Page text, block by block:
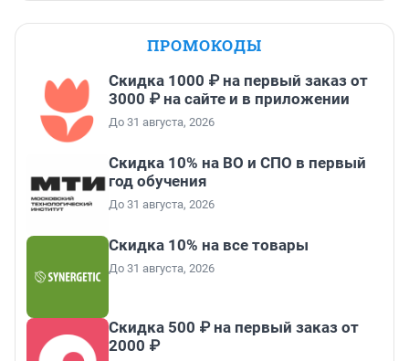
ПРОМОКОДЫ
Скидка 1000 ₽ на первый заказ от
3000 ₽ на сайте и в приложении
До 31 августа, 2026
Скидка 10% на ВО и СПО в первый
год обучения
До 31 августа, 2026
Скидка 10% на все товары
До 31 августа, 2026
Скидка 500 ₽ на первый заказ от
2000 ₽